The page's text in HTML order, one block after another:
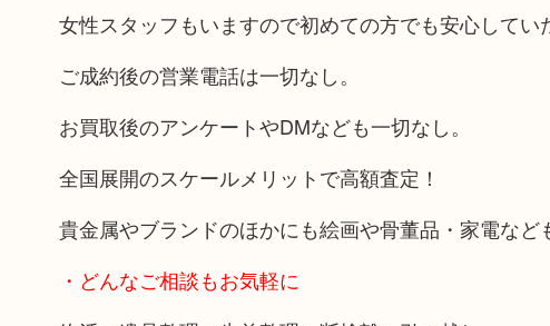
女性スタッフもいますので初めての方でも安心してい
ご成約後の営業電話は一切なし。
お買取後のアンケートやDMなども一切なし。
全国展開のスケールメリットで高額査定！
貴金属やブランドのほかにも絵画や骨董品・家電など
・どんなご相談もお気軽に